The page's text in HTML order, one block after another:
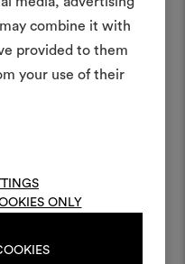
combine it with
provided to them
your use of their
ONLY
Ein interaktives Tool, mit
Ideen zum Leben
anderen teilen können,